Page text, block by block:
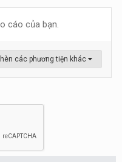
cáo của bạn.
các phương tiện khác